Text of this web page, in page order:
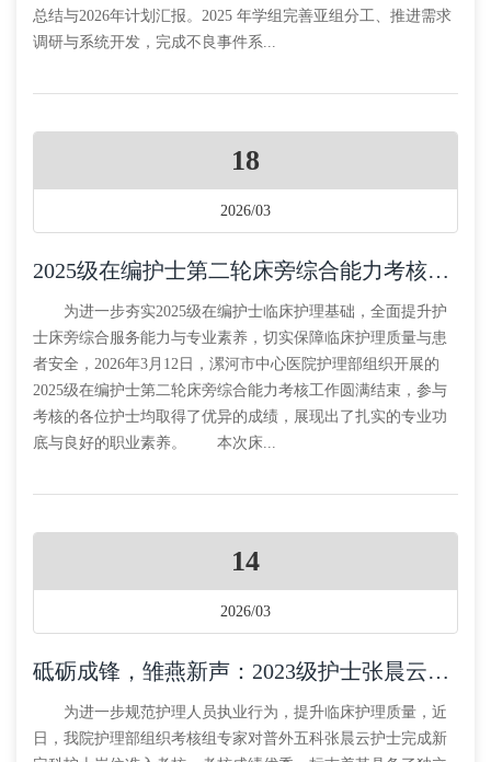
总结与2026年计划汇报。2025 年学组完善亚组分工、推进需求
调研与系统开发，完成不良事件系...
18
2026/03
2025级在编护士第二轮床旁综合能力考核圆满落幕
为进一步夯实2025级在编护士临床护理基础，全面提升护
士床旁综合服务能力与专业素养，切实保障临床护理质量与患
者安全，2026年3月12日，漯河市中心医院护理部组织开展的
2025级在编护士第二轮床旁综合能力考核工作圆满结束，参与
考核的各位护士均取得了优异的成绩，展现出了扎实的专业功
底与良好的职业素养。 本次床...
14
2026/03
砥砺成锋，雏燕新声：2023级护士张晨云顺利通过新定科护士岗位准入考核
为进一步规范护理人员执业行为，提升临床护理质量，近
日，我院护理部组织考核组专家对普外五科张晨云护士完成新